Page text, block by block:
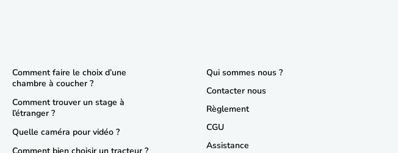
Comment faire le choix d’une
chambre à coucher ?
Comment trouver un stage à
l’étranger ?
Quelle caméra pour vidéo ?
Comment bien choisir un tracteur ?
Qui sommes nous ?
Contacter nous
Règlement
CGU
Assistance